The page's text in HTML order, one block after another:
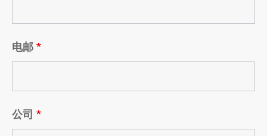
电邮 *
公司 *